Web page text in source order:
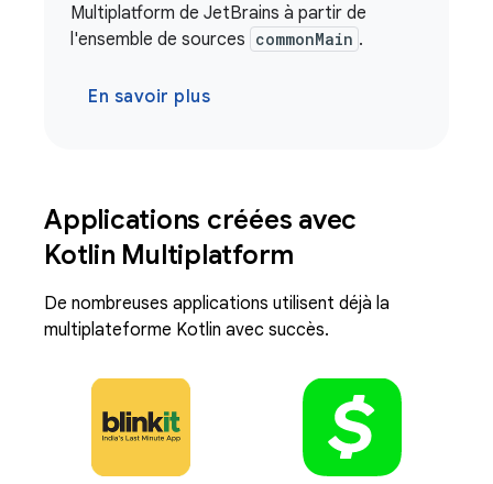
Multiplatform de JetBrains à partir de
l'ensemble de sources commonMain .
En savoir plus
Applications créées avec
Kotlin Multiplatform
De nombreuses applications utilisent déjà la
multiplateforme Kotlin avec succès.